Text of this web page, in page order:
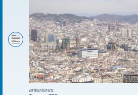
anteriores.